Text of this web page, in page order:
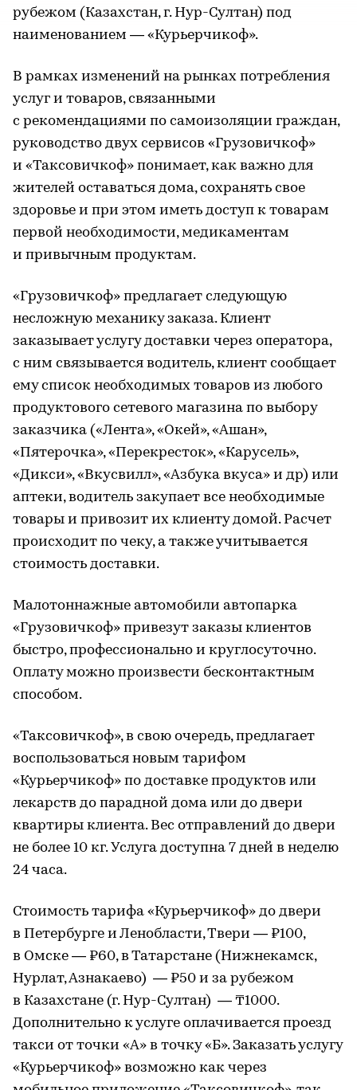
рубежом (Казахстан, г. Нур-Султан) под
наименованием — «Курьерчикоф».
В рамках изменений на рынках потребления
услуг и товаров, связанными
с рекомендациями по самоизоляции граждан,
руководство двух сервисов «Грузовичкоф»
и «Таксовичкоф» понимает, как важно для
жителей оставаться дома, сохранять свое
здоровье и при этом иметь доступ к товарам
первой необходимости, медикаментам
и привычным продуктам.
«Грузовичкоф» предлагает следующую
несложную механику заказа. Клиент
заказывает услугу доставки через оператора,
с ним связывается водитель, клиент сообщает
ему список необходимых товаров из любого
продуктового сетевого магазина по выбору
заказчика («Лента», «Окей», «Ашан»,
«Пятерочка», «Перекресток», «Карусель»,
«Дикси», «Вкусвилл», «Азбука вкуса» и др) или
аптеки, водитель закупает все необходимые
товары и привозит их клиенту домой. Расчет
происходит по чеку, а также учитывается
стоимость доставки.
Малотоннажные автомобили автопарка
«Грузовичкоф» привезут заказы клиентов
быстро, профессионально и круглосуточно.
Оплату можно произвести бесконтактным
способом.
«Таксовичкоф», в свою очередь, предлагает
воспользоваться новым тарифом
«Курьерчикоф» по доставке продуктов или
лекарств до парадной дома или до двери
квартиры клиента. Вес отправлений до двери
не более 10 кг. Услуга доступна 7 дней в неделю
24 часа.
Стоимость тарифа «Курьерчикоф» до двери
в Петербурге и Ленобласти, Твери — ₽100,
в Омске — ₽60, в Татарстане (Нижнекамск,
Нурлат, Азнакаево) — ₽50 и за рубежом
в Казахстане (г. Нур-Султан) — ₸1000.
Дополнительно к услуге оплачивается проезд
такси от точки «А» в точку «Б». Заказать услугу
«Курьерчикоф» возможно как через